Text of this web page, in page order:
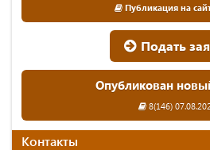
Публикация на
Подать
Опубликован
8(146)
Контакты